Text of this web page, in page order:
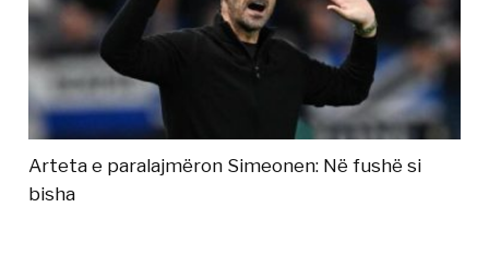
Arteta e paralajmëron Simeonen: Në fushë si
bisha